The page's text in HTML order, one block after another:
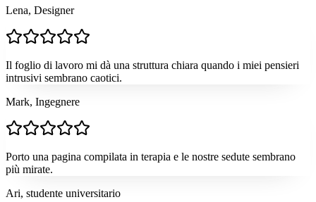
Lena, Designer
Il foglio di lavoro mi dà una struttura chiara quando i miei pensieri
intrusivi sembrano caotici.
Mark, Ingegnere
Porto una pagina compilata in terapia e le nostre sedute sembrano
più mirate.
Ari, studente universitario